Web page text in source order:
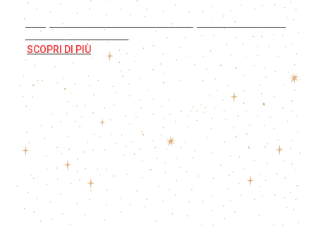
Scopri il nostro libro illustrato per raccontare la
S.Messa ai bambini
SCOPRI DI PIÙ